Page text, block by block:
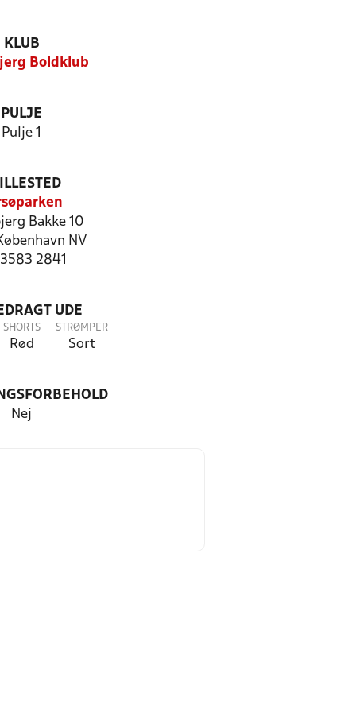
KLUB
Boldklub
PULJE
Pulje 1
Bakke 10
NV
3583 2841
UDE
SHORTS
Rød
STRØMPER
Sort
Nej